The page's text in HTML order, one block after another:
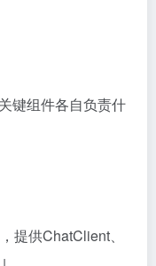
键组件各自负责什
提供ChatClient、